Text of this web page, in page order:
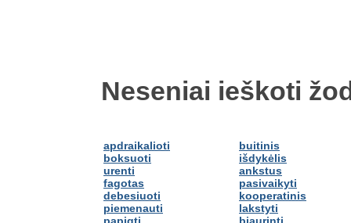
Neseniai ieškoti
apdraikalioti
boksuoti
urenti
fagotas
debesiuoti
piemenauti
papigti
buitinis
išdykėlis
ankstus
pasivaikyti
kooperatinis
lakstyti
bjaurinti